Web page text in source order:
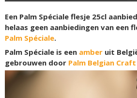
Een Palm Spéciale flesje 25cl
helaas geen aanbiedingen van een
Palm Spéciale.
Palm Spéciale is een amber uit
gebrouwen door Palm Belgian